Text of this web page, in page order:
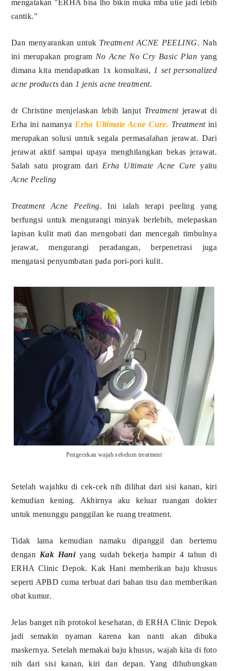
mengatakan "ERHA bisa lho bikin muka mba utie jadi lebih
cantik."
Dan menyarankan untuk Treatment ACNE PEELING. Nah
ini merupakan program No Acne No Cry Basic Plan yang
dimana kita mendapatkan 1x konsultasi, 1 set personalized
acne productsdan 1 jenis acne treatment.
dr Christine menjelaskan lebih lanjut Treatmentjerawat di
Erha ini namanya Erha Ultimate Acne Cure. Treatmentini
merupakan solusi untuk segala permasalahan jerawat. Dari
jerawat aktif sampai upaya menghilangkan bekas jerawat.
Salah satu program dari Erha Ultimate Acne Cureyaitu
Acne Peeling
Treatment Acne Peeling. Ini ialah terapi peeling yang
berfungsi untuk mengurangi minyak berlebih, melepaskan
lapisan kulit mati dan mengobati dan mencegah timbulnya
jerawat, mengurangi peradangan, berpenetrasi juga
mengatasi penyumbatan pada pori-pori kulit.
Pengecekan wajah sebelum treatment
Setelah wajahku di cek-cek nih dilihat dari sisi kanan, kiri
kemudian kening. Akhirnya aku keluar ruangan dokter
untuk menunggu panggilan ke ruang treatment.
Tidak lama kemudian namaku dipanggil dan bertemu
dengan Kak Haniyang sudah bekerja hampir 4 tahun di
ERHA Clinic Depok. Kak Hani memberikan baju khusus
seperti APBD cuma terbuat dari bahan tisu dan memberikan
obat kumur.
Jelas banget nih protokol kesehatan, di ERHA Clinic Depok
jadi semakin nyaman karena kan nanti akan dibuka
maskernya. Setelah memakai baju khusus, wajah kita di foto
nih dari sisi kanan, kiri dan depan. Yang dihubungkan